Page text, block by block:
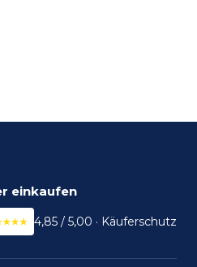
einkaufen
4,85 / 5,00 · Käuferschutz